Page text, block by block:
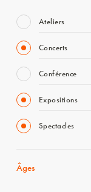
Ateliers
Concerts
Conférence
Expositions
Spectacles
Âges